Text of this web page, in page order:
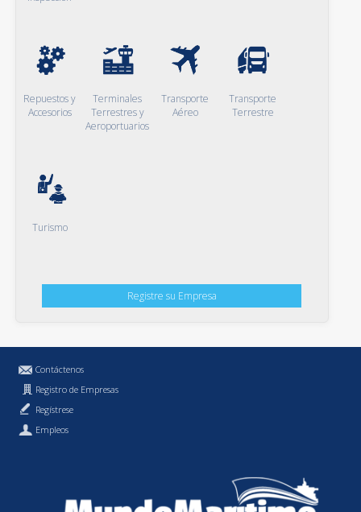
Repuestos y
Accesorios
Terminales
Terrestres y
Aeroportuarios
Transporte
Aéreo
Transporte
Terrestre
Turismo
Registre su Empresa
Contáctenos
Registro de Empresas
Regístrese
Empleos